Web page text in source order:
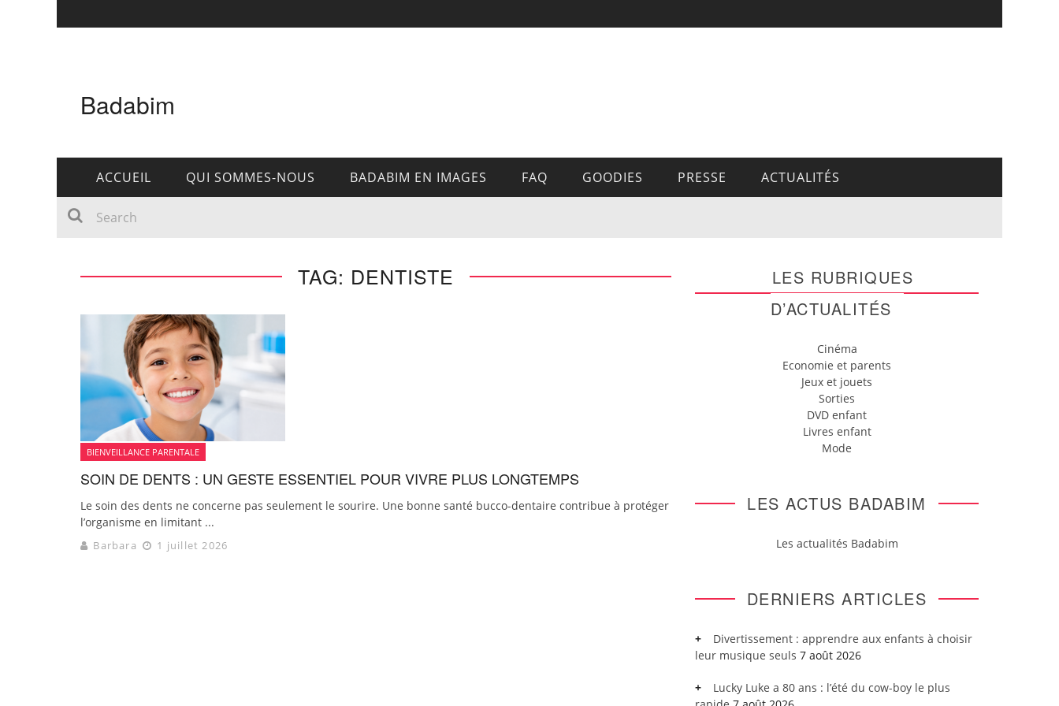
Badabim
ACCUEIL QUI SOMMES-NOUS BADABIM EN IMAGES FAQ GOODIES PRESSE ACTUALITÉS
TAG: DENTISTE
BIENVEILLANCE PARENTALE
SOIN DE DENTS : UN GESTE ESSENTIEL POUR VIVRE PLUS LONGTEMPS
Le soin des dents ne concerne pas seulement le sourire. Une bonne santé bucco-dentaire contribue à protéger
l’organisme en limitant ...
Barbara 1 juillet 2026
LES RUBRIQUES
D’ACTUALITÉS
Cinéma
Economie et parents
Jeux et jouets
Sorties
DVD enfant
Livres enfant
Mode
LES ACTUS BADABIM
Les actualités Badabim
DERNIERS ARTICLES
Divertissement : apprendre aux enfants à choisir
leur musique seuls 7 août 2026
Lucky Luke a 80 ans : l’été du cow-boy le plus